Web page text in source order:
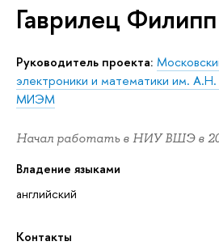
Гаврилец
Руководитель проекта:
электроники и математики им. А.Н.
МИЭМ
Начал работать в НИУ ВШЭ в
Владение языками
английский
Контакты